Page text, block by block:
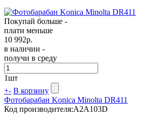
Покупай больше -
плати меньше
10 992р.
в наличии -
получи в среду
1шт
+- В корзину
Фотобарабан Konica Minolta DR411
Код производителя:A2A103D